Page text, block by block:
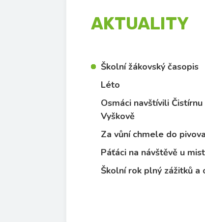
AKTUALITY
Školní žákovský časopis
Léto
Osmáci navštívili
Vyškově
Za vůní chmele do
Páťáci na návštěvě u
Školní rok plný zážitků a